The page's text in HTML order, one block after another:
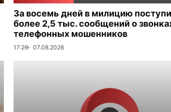
За восемь дней в милицию
более 2,5 тыс. сообщений о
телефонных мошенников
17:26 07.08.2026